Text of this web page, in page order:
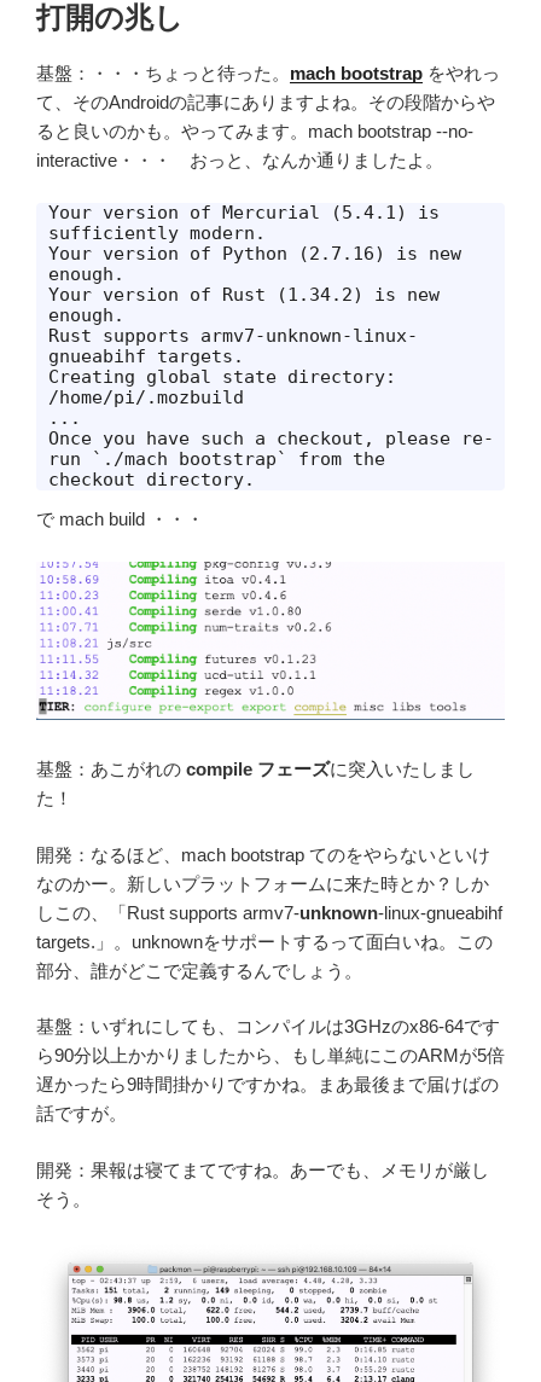
打開の兆し
基盤：・・・ちょっと待った。 mach bootstrap をやれっ
て、そのAndroidの記事にありますよね。その段階からや
ると良いのかも。やってみます。mach bootstrap --no-
interactive・・・ おっと、なんか通りましたよ。
Your version of Mercurial (5.4.1) is
sufficiently modern.
Your version of Python (2.7.16) is new
enough.
Your version of Rust (1.34.2) is new
enough.
Rust supports armv7-unknown-linux-
gnueabihf targets.
Creating global state directory:
/home/pi/.mozbuild
...
Once you have such a checkout, please re-
run `./mach bootstrap` from the
で mach build ・・・
基盤：あこがれの compile フェーズに突入いたしまし
た！
開発：なるほど、mach bootstrap てのをやらないといけ
なのかー。新しいプラットフォームに来た時とか？しか
しこの、「Rust supports armv7-unknown-linux-gnueabihf
targets.」。unknownをサポートするって面白いね。この
部分、誰がどこで定義するんでしょう。
基盤：いずれにしても、コンパイルは3GHzのx86-64です
ら90分以上かかりましたから、もし単純にこのARMが5倍
遅かったら9時間掛かりですかね。まあ最後まで届けばの
話ですが。
開発：果報は寝てまてですね。あーでも、メモリが厳し
そう。